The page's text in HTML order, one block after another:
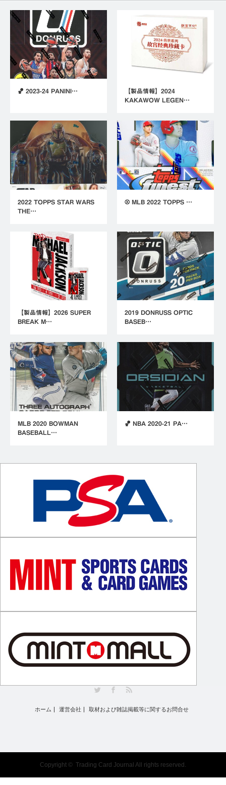
🏀 2023-24 PANINI…
【製品情報】2024
KAKAWOW LEGEN…
2022 TOPPS STAR WARS
THE…
⚾ MLB 2022 TOPPS …
【製品情報】2026 SUPER
BREAK M…
2019 DONRUSS OPTIC
BASEB…
MLB 2020 BOWMAN
BASEBALL…
🏀 NBA 2020-21 PA…
ホーム 運営会社 取材および雑誌掲載等に関するお問合せ
Copyright © Trading Card Journal All rights reserved.